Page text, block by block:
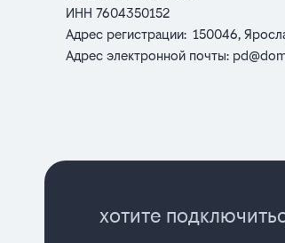
ИНН 7604350152
Адрес регистрации: 150046,
Адрес электронной почты:
хотите